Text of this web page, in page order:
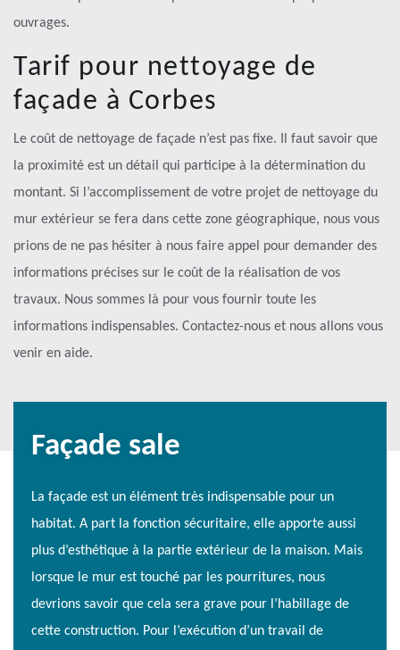
ouvrages.
Tarif pour nettoyage de
façade à Corbes
Le coût de nettoyage de façade n’est pas fixe. Il faut savoir que
la proximité est un détail qui participe à la détermination du
montant. Si l’accomplissement de votre projet de nettoyage du
mur extérieur se fera dans cette zone géographique, nous vous
prions de ne pas hésiter à nous faire appel pour demander des
informations précises sur le coût de la réalisation de vos
travaux. Nous sommes là pour vous fournir toute les
informations indispensables. Contactez-nous et nous allons vous
venir en aide.
Façade sale
La façade est un élément très indispensable pour un
habitat. A part la fonction sécuritaire, elle apporte aussi
plus d’esthétique à la partie extérieur de la maison. Mais
lorsque le mur est touché par les pourritures, nous
devrions savoir que cela sera grave pour l’habillage de
cette construction. Pour l’exécution d’un travail de